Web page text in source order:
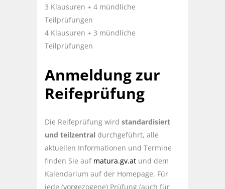
3 Klausuren + 4 mündliche
Teilprüfungen
4 Klausuren + 3 mündliche
Teilprüfungen
Anmeldung zur
Reifeprüfung
Die Reifeprüfung wird standardisiert
und teilzentral durchgeführt, alle
aktuellen Informationen und Termine
finden Sie auf matura.gv.at und dem
Kalendarium auf der Homepage. Für
jede (vorgezogene) Prüfung (auch für